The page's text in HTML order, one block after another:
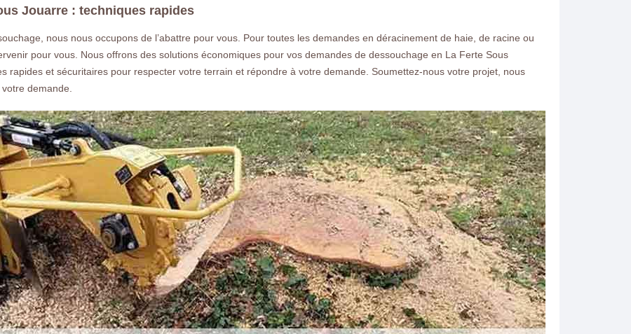
Jouarre : techniques rapides
nous nous occupons de l’abattre pour vous. Pour toutes les demandes en déracinement de haie, de racine ou
pour vous. Nous offrons des solutions économiques pour vos demandes de dessouchage en La Ferte Sous
rapides et sécuritaires pour respecter votre terrain et répondre à votre demande. Soumettez-nous votre projet, nous
demande.